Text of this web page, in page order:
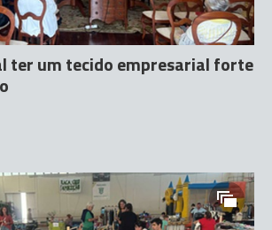
ter um tecido empresarial forte